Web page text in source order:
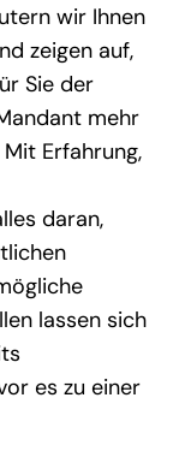
wir Ihnen
zeigen auf,
Sie der
mehr
Erfahrung,
daran,
lassen sich
es zu einer